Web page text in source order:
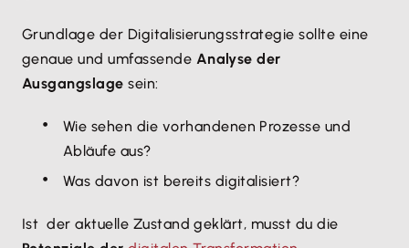
Grundlage der Digitalisierungsstrategie sollte eine
genaue und umfassende Analyse der
Ausgangslagesein:
Wie sehen die vorhandenen Prozesse und
Abläufe aus?
Was davon ist bereits digitalisiert?
Ist der aktuelle Zustand geklärt, musst du die